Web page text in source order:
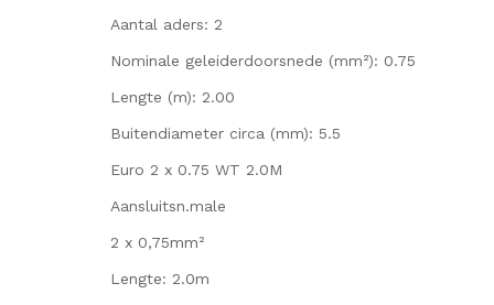
Aantal aders: 2
Nominale geleiderdoorsnede (mm²): 0.75
Lengte (m): 2.00
Buitendiameter circa (mm): 5.5
Euro 2 x 0.75 WT 2.0M
Aansluitsn.male
2 x 0,75mm²
Lengte: 2.0m